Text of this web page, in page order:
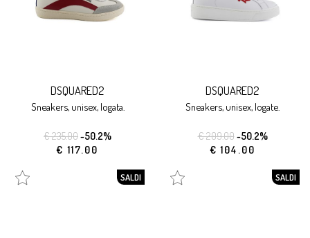
DSQUARED2
sneakers, unisex, logata.
€ 235.00-50.2%
€ 117.00
DSQUARED2
sneakers, unisex, logate.
€ 209.00-50.2%
€ 104.00
SALDI SALDI